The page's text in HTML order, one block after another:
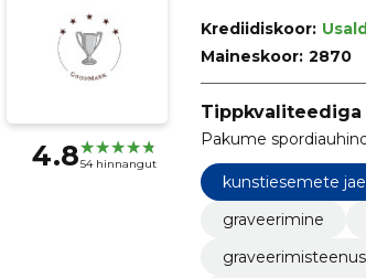
4.854 hinnangut
Krediidiskoor:
Maineskoor: 2870
Pakume
kunstiesemete
graveerimine